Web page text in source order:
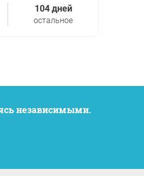
104 дней
остальное
независимыми.